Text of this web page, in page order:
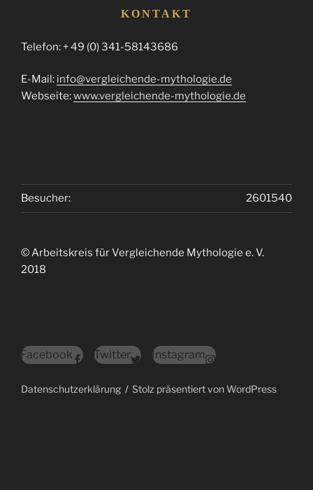
KONTAKT
Telefon: + 49 (0) 341-58143686
E-Mail: info@vergleichende-mythologie.de
Webseite:www.vergleichende-mythologie.de
2601540
Besucher:
© Arbeitskreis für Vergleichende Mythologie e. V.
2018
Facebook Twitter Instagram
Datenschutzerklärung Stolz präsentiert von WordPress